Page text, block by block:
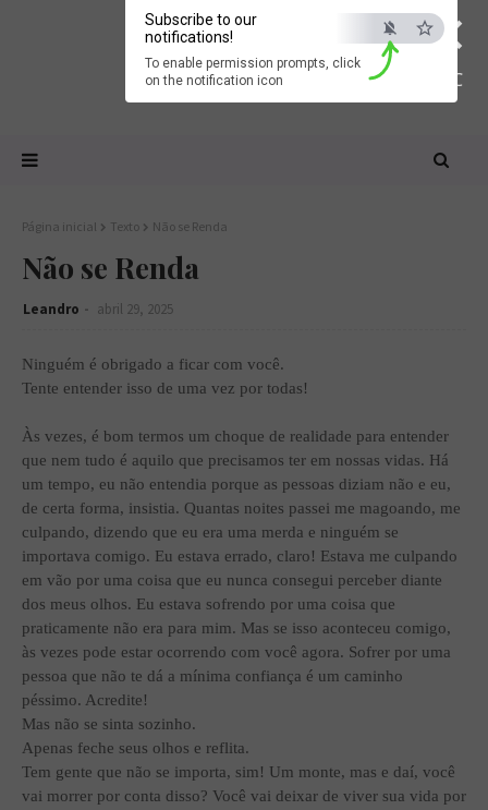
×
ESC
Subscribe to our
notifications!
To enable permission prompts, click
on the notification icon
Página inicial Texto Não se Renda
Não se Renda
Leandro abril 29, 2025
Ninguém é obrigado a ficar com você.
Tente entender isso de uma vez por todas!
Às vezes, é bom termos um choque de realidade para entender
que nem tudo é aquilo que precisamos ter em nossas vidas. Há
um tempo, eu não entendia porque as pessoas diziam não e eu,
de certa forma, insistia. Quantas noites passei me magoando, me
culpando, dizendo que eu era uma merda e ninguém se
importava comigo. Eu estava errado, claro! Estava me culpando
em vão por uma coisa que eu nunca consegui perceber diante
dos meus olhos. Eu estava sofrendo por uma coisa que
praticamente não era para mim. Mas se isso aconteceu comigo,
às vezes pode estar ocorrendo com você agora. Sofrer por uma
pessoa que não te dá a mínima confiança é um caminho
péssimo. Acredite!
Mas não se sinta sozinho.
Apenas feche seus olhos e reflita.
Tem gente que não se importa, sim! Um monte, mas e daí, você
vai morrer por conta disso? Você vai deixar de viver sua vida por